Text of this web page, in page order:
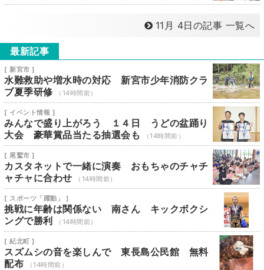
11月 4日の記事 一覧へ
最新記事
[ 新宮市 ]
水難救助や増水時の対応 新宮市少年消防クラ
ブ夏季研修
（14時間前）
[ イベント情報 ]
みんなで盛り上がろう １４日 うどの盆踊り
大会 豪華賞品当たる抽選会も
（14時間前）
[ 尾鷲市 ]
カスタネットで一緒に演奏 おもちゃのチャチ
ャチャに合わせ
（14時間前）
[ スポーツ「躍動」 ]
挑戦に年齢は関係ない 南さん キックボクシ
ングで勝利
（14時間前）
[ 紀北町 ]
スズムシの音を楽しんで 東長島公民館 無料
配布
（14時間前）